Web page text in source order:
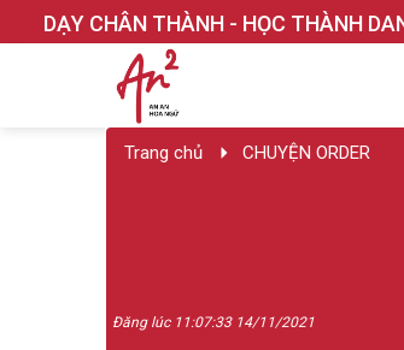
DẠY CHÂN THÀNH - HỌC THÀNH
Trang chủ CHUYỆN ORDER
Đăng lúc 11:07:33 14/11/2021